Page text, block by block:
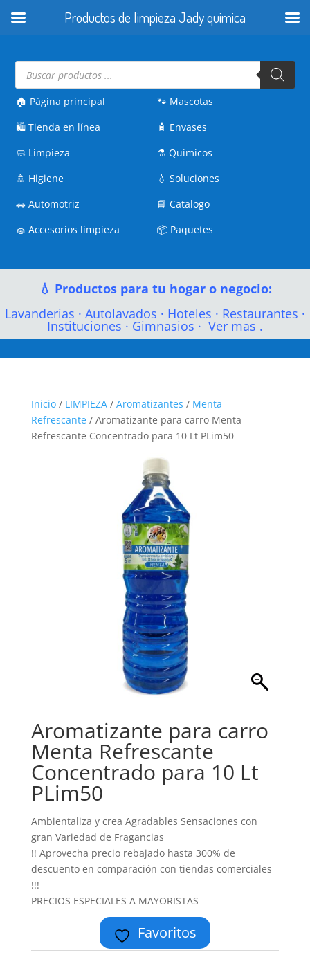
Búsqueda
productos
🏠 Página principal
🛍️Tienda en línea
🧼 Limpieza
🚿 Higiene
🚗Automotriz
🧽Accesorios limpieza
🐾 Mascotas
🧴 Envases
⚗️Quimicos
💧Soluciones
📘Catalogo
📦 Paquetes
💧 Productos para tu hogar o negocio:
Lavanderias · Autolavados · Hoteles · Restaurantes ·
Instituciones · Gimnasios · Ver mas .
Inicio/ LIMPIEZA/ Aromatizantes / Menta
Refrescante/ Aromatizante para carro Menta
Refrescante Concentrado para 10 Lt PLim50
Aromatizante para carro
Menta Refrescante
Concentrado para 10 Lt
PLim50
Ambientaliza y crea Agradables Sensaciones con
gran Variedad de Fragancias
!! Aprovecha precio rebajado hasta 300% de
descuento en comparación con tiendas comerciales
!!!
PRECIOS ESPECIALES A MAYORISTAS
Favoritos
Productos de limpieza Jady quimica